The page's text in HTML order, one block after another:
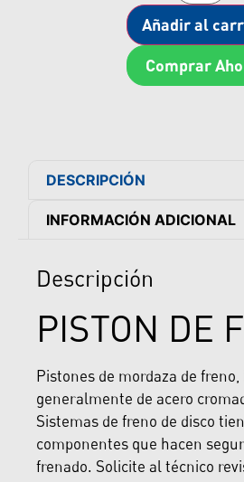
Añadir al
Comprar
DESCRIPCIÓN
INFORMACIÓN ADICIONAL
Descripción
PISTON DE
Pistones de mordaza de freno,
generalmente de acero
Sistemas de freno de disco
componentes que hacen
frenado. Solicite al técnico